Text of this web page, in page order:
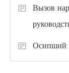
Вызов
Осипший